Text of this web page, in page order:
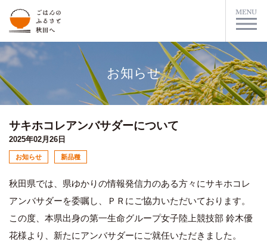
お知らせ
サキホコレアンバサダーについて
2025年02月26日
お知らせ 新品種
秋田県では、県ゆかりの情報発信力のある方々にサキホコレ
アンバサダーを委嘱し、ＰＲにご協力いただいております。
この度、本県出身の第一生命グループ女子陸上競技部 鈴木優
花様より、新たにアンバサダーにご就任いただきました。